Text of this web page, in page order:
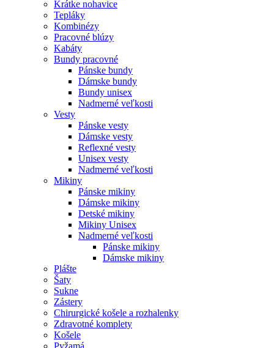
Krátke nohavice
Tepláky
Kombinézy
Pracovné blúzy
Kabáty
Bundy pracovné
Pánske bundy
Dámske bundy
Bundy unisex
Nadmerné veľkosti
Vesty
Pánske vesty
Dámske vesty
Reflexné vesty
Unisex vesty
Nadmerné veľkosti
Mikiny
Pánske mikiny
Dámske mikiny
Detské mikiny
Mikiny Unisex
Nadmerné veľkosti
Pánske mikiny
Dámske mikiny
Plášte
Šaty
Sukne
Zástery
Chirurgické košele a rozhalenky
Zdravotné komplety
Košele
Pyžamá